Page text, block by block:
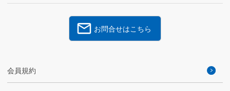
お問合せはこちら
会員規約